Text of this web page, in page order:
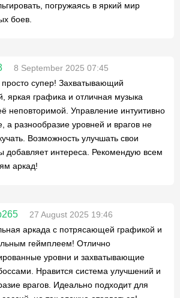
погружаясь в яркий мир
боев.
8 September 2025 07:45
просто супер! Захватывающий
яркая графика и отличная музыка
неповторимой. Управление интуитивно
а разнообразие уровней и врагов не
Возможность улучшать свои
добавляет интереса. Рекомендую всем
аркад!
27 August 2025 19:46
аркада с потрясающей графикой и
геймплеем! Отлично
уровни и захватывающие
Нравится система улучшений и
врагов. Идеально подходит для